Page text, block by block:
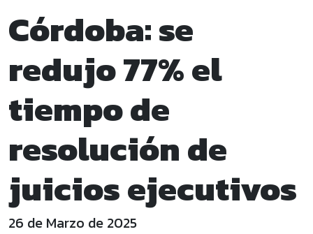
Córdoba: se
redujo 77% el
tiempo de
resolución de
juicios ejecutivos
26 de Marzo de 2025